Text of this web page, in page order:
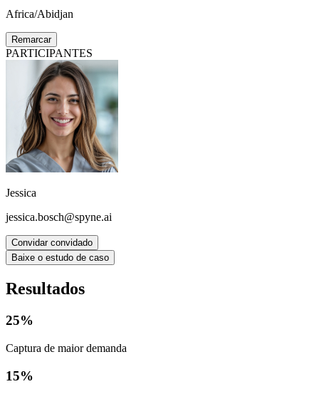
Africa/Abidjan
Remarcar
PARTICIPANTES
Jessica
jessica.bosch@spyne.ai
Convidar convidado
Baixe o estudo de caso
Resultados
25%
Captura de maior demanda
15%